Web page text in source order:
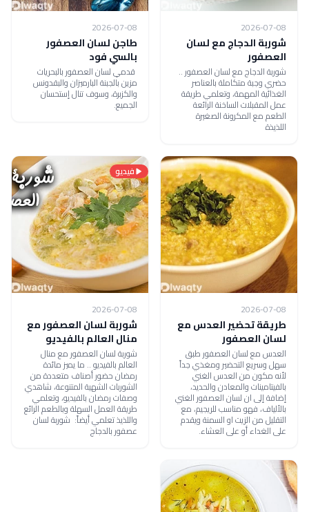
2026-07-08
شوربة الدجاج مع لسان
العصفور
شوربة الدجاج مع لسان العصفور ..
حضري وجبة متكاملة بالعناصر
الغذائية المهمة، وتعلمي طريقة
عمل المقبلات الساخنة الرائعة
الطعم مع المكرونة الصغيرة
اللذيذة
2026-07-08
طاجن لسان العصفور
بالسي فود
قدمىِ لسان العصفور بالبحريات
مزين بالجبنة البارميزان والبقدونس
والكزبرة، وسوف تنال إستحسان
الجميع.
2026-07-08
طريقة تحضير العدس مع
لسان العصفور
العدس مع لسان العصفور طبق
سهل وسريع التحضير ومغذي جداً
لأنه مكون من العدس الغني
بالفيتامينات والمعادن والحديد،
إضافة إلى ان لسان العصفور الغني
بالألياف، فهو مناسب للريجيم، مع
التقليل من الزيت او السمنة ويقدم
على الغداء أو على العشاء.
فيديو
2026-07-08
شوربة لسان العصفور مع
منال العالم بالفيديو
شوربة لسان العصفور مع منال
العالم بالفيديو .. ما يميز مائدة
رمضان حضور أصناف متعددة من
الشوربات الشهية المتنوعة، شاهدي
وصفات رمضان بالفيديو، وتعلمي
طريقة العمل السهلة وبالطعم الرائع
واللذيذ تعلمي أيضاً: شوربة لسان
عصفور بالدجاج